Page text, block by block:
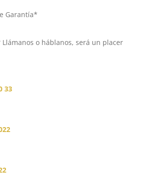
Garantía*
Llámanos o háblanos, será un placer
33